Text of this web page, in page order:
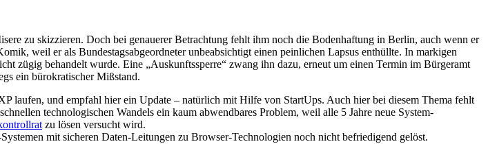
zu skizzieren. Doch bei genauerer Betrachtung fehlt ihm noch die Bodenhaftung in Berlin, auch wenn er
weil er als Bundestagsabgeordneter unbeabsichtigt einen peinlichen Lapsus enthüllte. In markigen
zügig behandelt wurde. Eine „Auskunftssperre“ zwang ihn dazu, erneut um einen Termin im Bürgeramt
ein bürokratischer Mißstand.
laufen, und empfahl hier ein Update – natürlich mit Hilfe von StartUps. Auch hier bei diesem Thema fehlt
technologischen Wandels ein kaum abwendbares Problem, weil alle 5 Jahre neue System-
zu lösen versucht wird.
mit sicheren Daten-Leitungen zu Browser-Technologien noch nicht befriedigend gelöst.